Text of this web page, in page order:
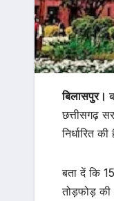
बिलासपुर।
छत्तीसगढ़
निर्धारित की
बता दें कि
तोड़फोड़ की